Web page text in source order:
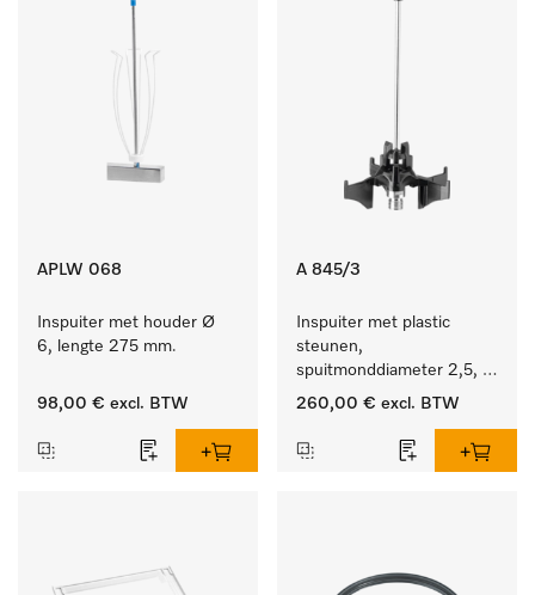
APLW 068
Inspuiter met houder Ø
6, lengte 275 mm.
98,00 € excl. BTW
A 845/3
Inspuiter met plastic
steunen,
spuitmonddiameter 2,5,
lengte 125 mm, 20 stuks.
260,00 € excl. BTW